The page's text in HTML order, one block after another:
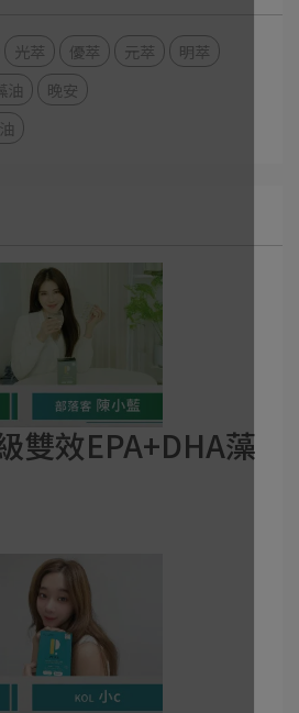
光萃 優萃 元萃
明萃
油
晚安
雙效EPA+DHA藻